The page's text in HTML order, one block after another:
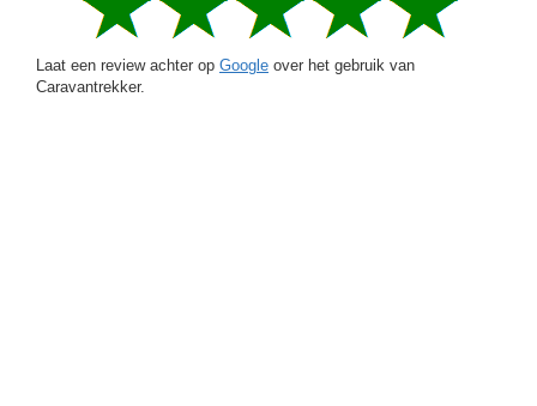
Laat een review achter op Google over het gebruik van
Caravantrekker.